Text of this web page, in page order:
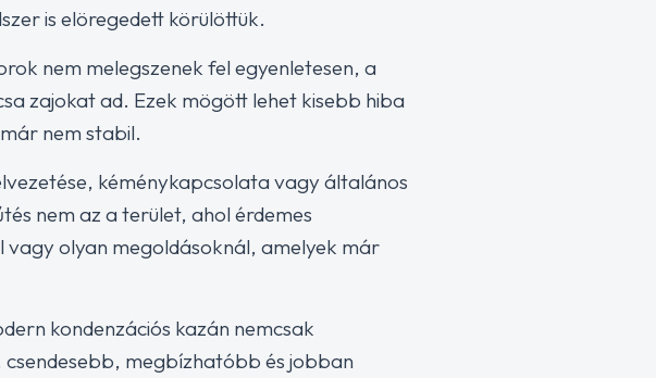
is elöregedett körülöttük.
nem melegszenek fel egyenletesen, a
zajokat ad. Ezek mögött lehet kisebb hiba
nem stabil.
kéménykapcsolata vagy általános
nem az a terület, ahol érdemes
vagy olyan megoldásoknál, amelyek már
kondenzációs kazán nemcsak
megbízhatóbb és jobban